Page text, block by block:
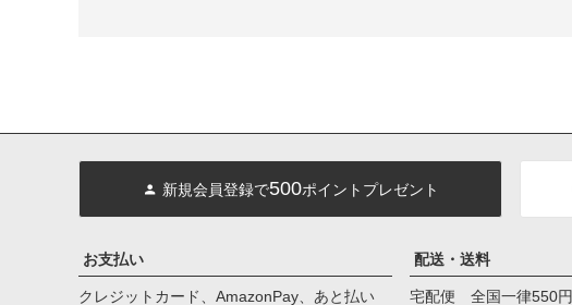
新規会員登録で500ポイントプレゼント
お支払い
クレジットカード、AmazonPay、あと払い
配送・送料
宅配便 全国一律550円